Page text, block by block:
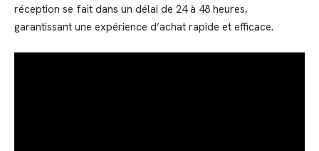
réception se fait dans un délai de 24 à 48 heures,
garantissant une expérience d’achat rapide et efficace.